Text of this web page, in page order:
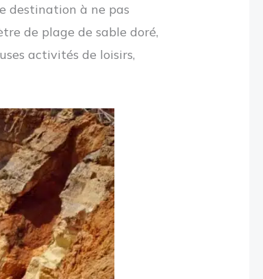
destination à ne pas
de plage de sable doré,
activités de loisirs,